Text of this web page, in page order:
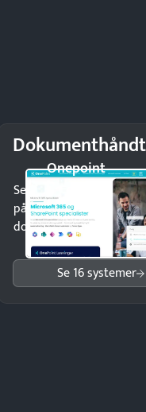
Onepoint
Send kontrakter til
på minutter og mist
dokumenter.
Se 16 systemer